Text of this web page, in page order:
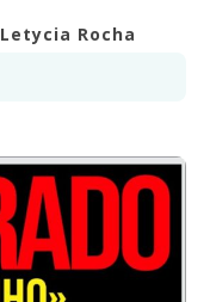
Letycia Rocha